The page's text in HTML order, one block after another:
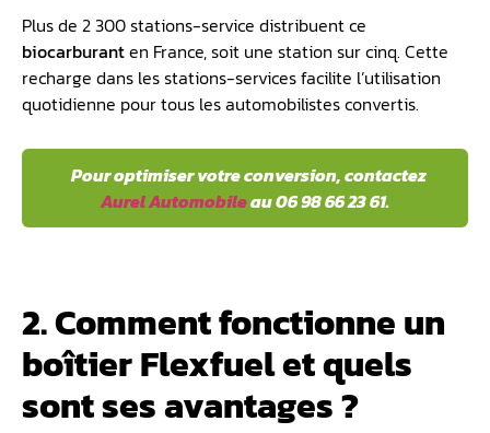
Plus de 2 300 stations-service distribuent ce
biocarburanten France, soit une station sur cinq. Cette
recharge dans les stations-services facilite l’utilisation
quotidienne pour tous les automobilistes convertis.
️ Pour optimiser votre conversion, contactez
Aurel Automobileau 06 98 66 23 61.
2. Comment fonctionne un
boîtier Flexfuel et quels
sont ses avantages ?